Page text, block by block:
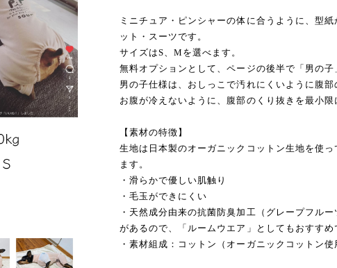
ミニチュア・ピンシャーの体に合うように、型
ット・スーツです。
サイズはS、Mを選べます。
無料オプションとして、ページの後半で「男の子
男の子仕様は、おしっこで汚れにくいように腹
お腹が冷えないように、腹部のくり抜きを最小限
【素材の特徴】
生地は日本製のオーガニックコットン生地を使
ます。
・滑らかで優しい肌触り
・毛玉ができにくい
・天然成分由来の抗菌防臭加工（グレープフル
があるので、「ルームウエア」としてもおすすめ
・素材組成：コットン（オーガニックコットン